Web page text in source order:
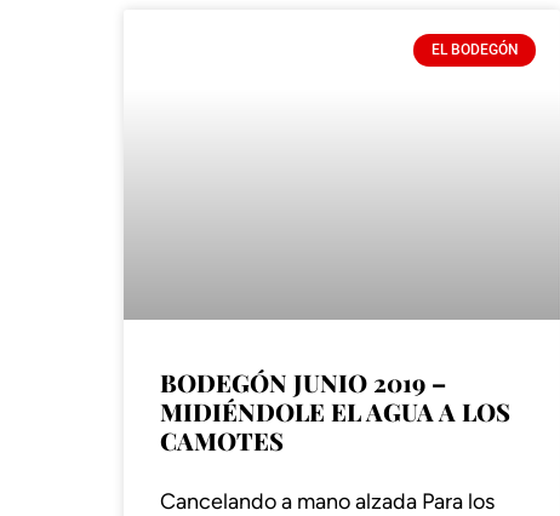
EL BODEGÓN
BODEGÓN JUNIO 2019 –
MIDIÉNDOLE EL AGUA A LOS
CAMOTES
Cancelando a mano alzada Para los